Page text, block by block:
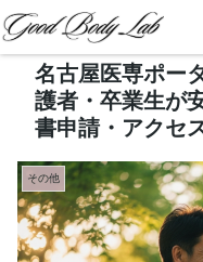
名古屋医専ポー
護者・卒業生が
書申請・アクセ
その他